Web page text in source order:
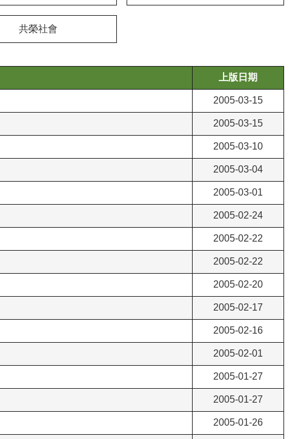
共榮社會
上版日期
2005-03-15
2005-03-15
2005-03-10
2005-03-04
2005-03-01
2005-02-24
2005-02-22
2005-02-22
2005-02-20
2005-02-17
2005-02-16
2005-02-01
2005-01-27
2005-01-27
2005-01-26